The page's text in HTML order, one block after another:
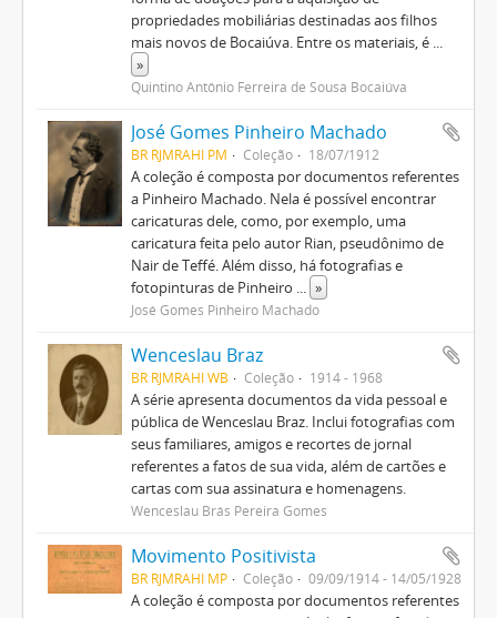
propriedades mobiliárias destinadas aos filhos
mais novos de Bocaiúva. Entre os materiais, é ...
»
Quintino Antônio Ferreira de Sousa Bocaiúva
José Gomes Pinheiro Machado
BR RJMRAHI PM Coleção 18/07/1912
A coleção é composta por documentos referentes
a Pinheiro Machado. Nela é possível encontrar
caricaturas dele, como, por exemplo, uma
caricatura feita pelo autor Rian, pseudônimo de
Nair de Teffé. Além disso, há fotografias e
fotopinturas de Pinheiro ... »
José Gomes Pinheiro Machado
Wenceslau Braz
BR RJMRAHI WB Coleção 1914 - 1968
A série apresenta documentos da vida pessoal e
pública de Wenceslau Braz. Inclui fotografias com
seus familiares, amigos e recortes de jornal
referentes a fatos de sua vida, além de cartões e
cartas com sua assinatura e homenagens.
Wenceslau Brás Pereira Gomes
Movimento Positivista
BR RJMRAHI MP Coleção 09/09/1914 - 14/05/1928
A coleção é composta por documentos referentes